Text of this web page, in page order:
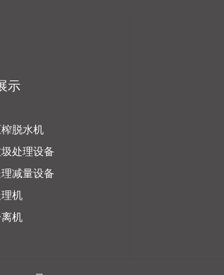
示
脱水机
处理设备
减量设备
机
机